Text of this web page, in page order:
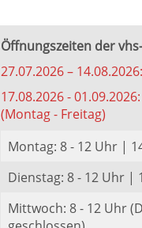
Öffnungszeiten der
27.07.2026 –
17.08.2026 -
(Montag - Freitag)
Montag: 8 - 12 Uhr |
Dienstag: 8 - 12 Uhr |
Mittwoch: 8 - 12 Uhr